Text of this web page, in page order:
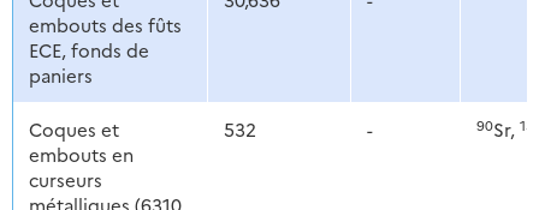
embouts des fûts
ECE, fonds de
paniers
Coques et
embouts en
curseurs
métalliques (6310
532 - 90Sr,